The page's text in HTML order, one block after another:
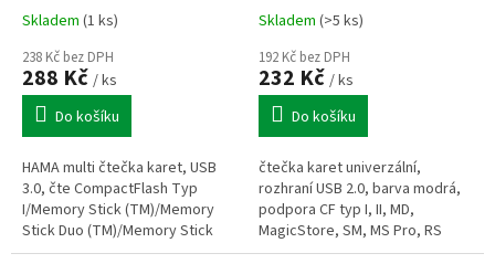
Skladem (1 ks)
238 Kč bez DPH
288 Kč / ks
Do košíku
HAMA multi čtečka karet, USB
3.0, čte CompactFlash Typ
I/Memory Stick (TM)/Memory
Stick Duo (TM)/Memory Stick
Pro (TM)/Memory Stick Pro
Skladem (>5 ks)
192 Kč bez DPH
232 Kč / ks
Do košíku
čtečka karet univerzální,
rozhraní USB 2.0, barva modrá,
podpora CF typ I, II, MD,
MagicStore, SM, MS Pro, RS
MMC, SD, xD, MS Duo